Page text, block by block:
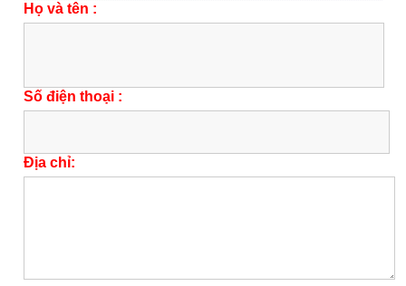
Họ và tên :
Số điện thoại :
Địa chỉ: